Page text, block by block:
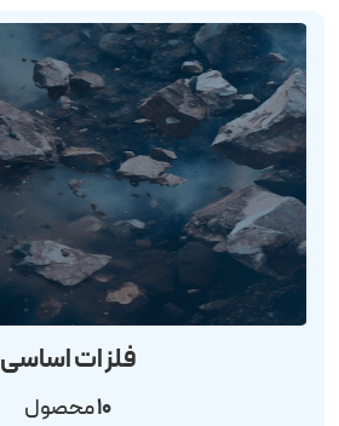
فلزات اساسی
10محصول